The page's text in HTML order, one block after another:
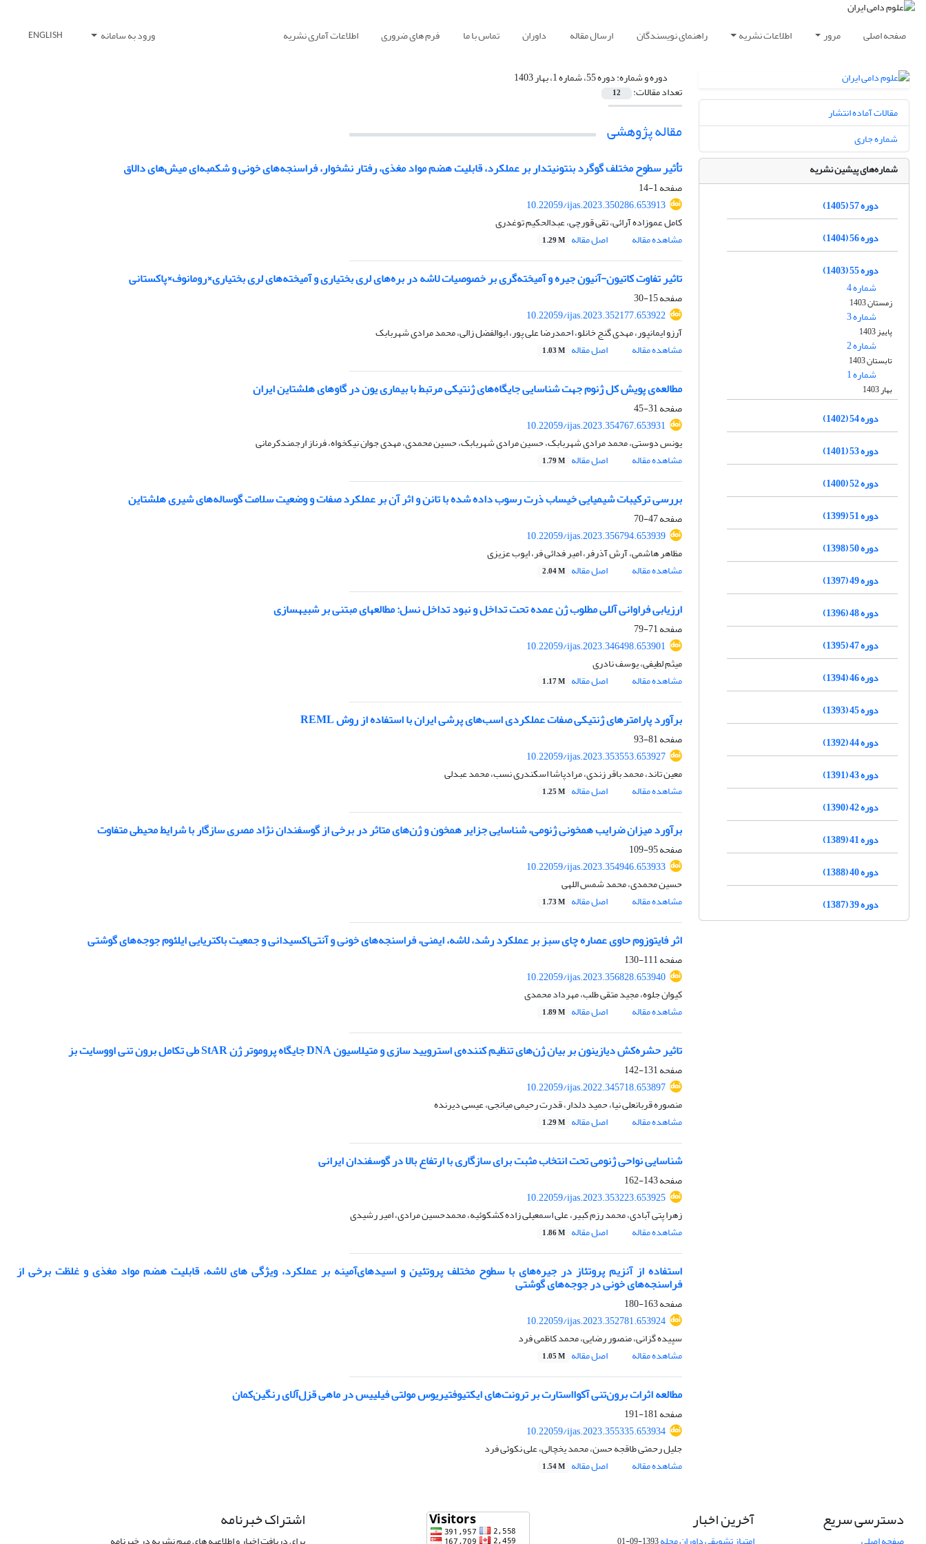
صفحه اصلی مرور اطلاعات نشریه راهنمای نویسندگان ارسال مقاله داوران تماس با ما فرم های ضروری اطلاعات آماری نشریه ورود به سامانه ENGLISH
دوره و شماره:دوره 55، شماره 1، بهار 1403
تعداد مقالات: 12
مقاله پژوهشی
تأثیر سطوح مختلف گوگرد بنتونیتدار بر عملکرد، قابلیت ‌هضم مواد مغذی، رفتار نشخوار، فراسنجه‌های خونی و شکمبه‌ای میش‌های دالاق
صفحه1-14
10.22059/ijas.2023.350286.653913
کامل عموزاده آرائی، تقی قورچی، عبدالحکیم توغدری
مشاهده مقاله
اصل مقاله 1.29 M
تاثیر تفاوت کاتیون-آنیون جیره و آمیخته‌گری بر خصوصیات لاشه در بره‌های لری بختیاری و آمیخته‌های لری بختیاری×رومانوف×پاکستانی
صفحه15-30
10.22059/ijas.2023.352177.653922
آرزو ایمانپور، مهدی گنج خانلو، احمدرضا علی پور، ابوالفضل زالی، محمد مرادی شهربابک
مشاهده مقاله
اصل مقاله 1.03 M
مطالعه‌ی پویش کل ژنوم جهت شناسایی جایگاه‌های ژنتیکی مرتبط با بیماری یون در گاوهای هلشتاین ایران
صفحه31-45
10.22059/ijas.2023.354767.653931
یونس دوستی، محمد مرادی شهربابک، حسین مرادی شهربابک، حسین محمدی، مهدی جوان نیکخواه، فرناز ارجمندکرمانی
مشاهده مقاله
اصل مقاله 1.79 M
بررسی ترکیبات شیمیایی خیساب ذرت رسوب داده شده با تانن و اثر آن بر عملکرد صفات و وضعیت سلامت گوساله‌های شیری هلشتاین
صفحه47-70
10.22059/ijas.2023.356794.653939
مظاهر هاشمی، آرش آذرفر، امیر فدائی فر، ایوب عزیزی
مشاهده مقاله
اصل مقاله 2.04 M
ارزیابی فراوانی آللی مطلوب ژن عمده تحت تداخل و نبود تداخل نسل: مطالعهای مبتنی بر شبیهسازی
صفحه71-79
10.22059/ijas.2023.346498.653901
میثم لطیفی، یوسف نادری
مشاهده مقاله
اصل مقاله 1.17 M
برآورد پارامترهای ژنتیکی صفات عملکردی اسب‌های پرشی ایران با استفاده از روش REML
صفحه81-93
10.22059/ijas.2023.353553.653927
معین تاند، محمد باقر زندی، مرادپاشا اسکندری نسب، محمد عبدلی
مشاهده مقاله
اصل مقاله 1.25 M
برآورد میزان ضرایب همخونی ژنومی، شناسایی جزایر همخون و ژن‌های متاثر در برخی از گوسفندان نژاد مصری سازگار با شرایط محیطی متفاوت
صفحه95-109
10.22059/ijas.2023.354946.653933
حسین محمدی، محمد شمس اللهی
مشاهده مقاله
اصل مقاله 1.73 M
اثر فایتوزوم حاوی عصاره چای سبز بر عملکرد رشد، لاشه، ایمنی، فراسنجه‌های خونی و آنتی‌اکسیدانی و جمعیت باکتریایی ایلئوم جوجه‌های گوشتی
صفحه111-130
10.22059/ijas.2023.356828.653940
کیوان جلوه، مجید متقی طلب، مهرداد محمدی
مشاهده مقاله
اصل مقاله 1.89 M
تاثیر حشره‌‌کش دیازینون بر بیان ژن‌‌های تنظیم کننده‌‌ی استرویید سازی و متیلاسیون DNA جایگاه پروموتر ژن StAR طی تکامل برون تنی اووسایت بز
صفحه131-142
10.22059/ijas.2022.345718.653897
منصوره قربانعلی نیا، حمید دلدار، قدرت رحیمی میانجی، عیسی دیرنده
مشاهده مقاله
اصل مقاله 1.29 M
شناسایی نواحی ژنومی تحت انتخاب مثبت برای سازگاری با ارتفاع بالا در گوسفندان ایرانی
صفحه143-162
10.22059/ijas.2023.353223.653925
زهرا پتی آبادی، محمد رزم کبیر، علی اسمعیلی زاده کشکوئیه، محمدحسین مرادی، امیر رشیدی
مشاهده مقاله
اصل مقاله 1.86 M
استفاده از آنزیم پروتئاز در جیره‌های با سطوح مختلف پروتئین و اسید‌های‌آمینه بر عملکرد، ویژگی های لاشه، قابلیت هضم مواد مغذی و غلظت برخی از
فراسنجه‌های خونی در جوجه‌های گوشتی
صفحه163-180
10.22059/ijas.2023.352781.653924
سپیده گزانی، منصور رضایی، محمد کاظمی فرد
مشاهده مقاله
اصل مقاله 1.05 M
مطالعه اثرات برون‌تنی آکوااستارت بر ترونت‌های ایکتیوفتیریوس مولتی فیلییس در ماهی قزل‌آلای رنگین‌کمان
صفحه181-191
10.22059/ijas.2023.355335.653934
جلیل رحمتی طاقجه حسن، محمد یخچالی، علی نکوئی فرد
مشاهده مقاله
اصل مقاله 1.54 M
مقالات آماده انتشار
شماره جاری
شماره‌های پیشین نشریه
دوره 57 (1405)
دوره 56 (1404)
دوره 55 (1403)
شماره 4
زمستان 1403
شماره 3
پاییز 1403
شماره 2
تابستان 1403
شماره 1
بهار 1403
دوره 54 (1402)
دوره 53 (1401)
دوره 52 (1400)
دوره 51 (1399)
دوره 50 (1398)
دوره 49 (1397)
دوره 48 (1396)
دوره 47 (1395)
دوره 46 (1394)
دوره 45 (1393)
دوره 44 (1392)
دوره 43 (1391)
دوره 42 (1390)
دوره 41 (1389)
دوره 40 (1388)
دوره 39 (1387)
دسترسی سریع آخرین اخبار اشتراک خبرنامه